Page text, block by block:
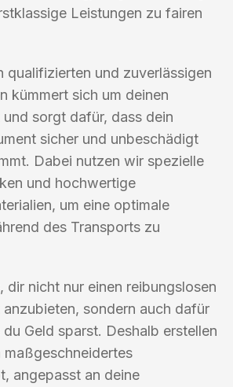
Leistungen zu fairen
qualifizierten und zuverlässigen
kümmert sich um deinen
sorgt dafür, dass dein
sicher und unbeschädigt
Dabei nutzen wir spezielle
und hochwertige
um eine optimale
des Transports zu
dir nicht nur einen reibungslosen
sondern auch dafür
Geld sparst. Deshalb erstellen
angepasst an deine